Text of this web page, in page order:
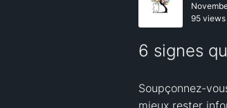
95 views
6 signes
Soupçonnez-
mieux rester